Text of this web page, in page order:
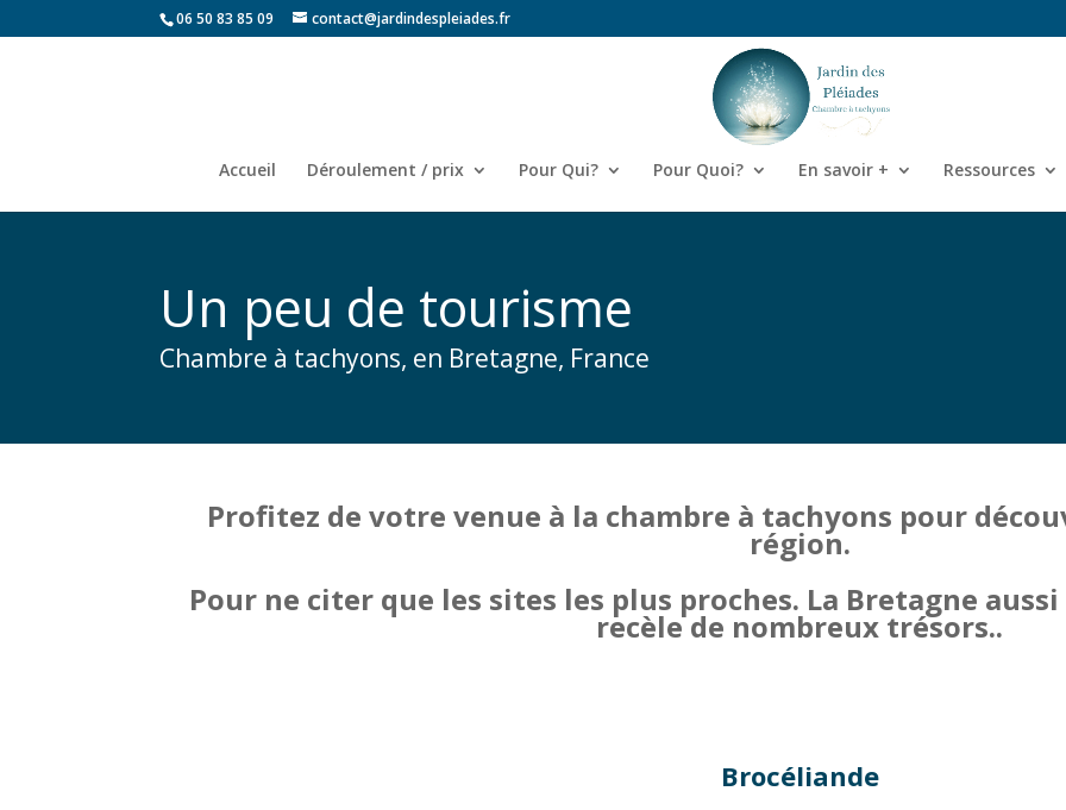
06 50 83 85 09 contact@jardindespleiades.fr
Accueil Déroulement / prix Pour Qui? Pour Quoi? En savoir + Ressources
Un peu de tourisme
Chambre à tachyons, en Bretagne, France
Profitez de votre venue à la chambre à tachyons pour
région.
Pour ne citer que les sites les plus proches. La Bretagne
recèle de nombreux trésors..
Brocéliande